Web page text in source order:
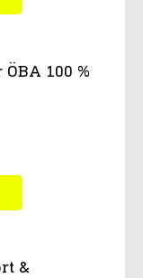
100 %
&